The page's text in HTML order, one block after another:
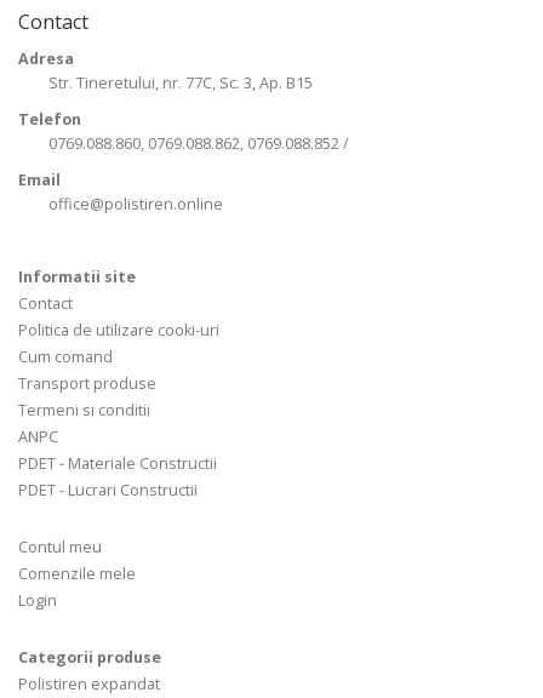
Contact
Adresa
Str. Tineretului, nr. 77C, Sc. 3, Ap. B15
Telefon
0769.088.860, 0769.088.862, 0769.088.852 /
Email
office@polistiren.online
Informatii site
Contact
Politica de utilizare cooki-uri
Cum comand
Transport produse
Termeni si conditii
ANPC
PDET - Materiale Constructii
PDET - Lucrari Constructii
Contul meu
Comenzile mele
Login
Categorii produse
Polistiren expandat